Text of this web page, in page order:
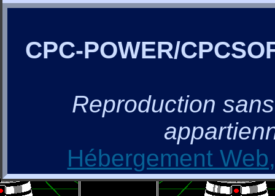
CPC-POWER/
Reproduction
Hébergement